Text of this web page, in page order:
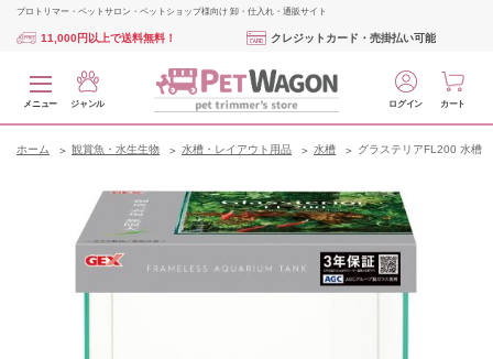
プロトリマー・ペットサロン・ペットショップ様向け 卸・仕入れ・通販サイト
11,000円以上で送料無料！ クレジットカード・売掛払い可能
メニュー ジャンル ログイン カート
ホーム 観賞魚・水生生物 水槽・レイアウト用品 水槽 グラステリアFL200 水槽